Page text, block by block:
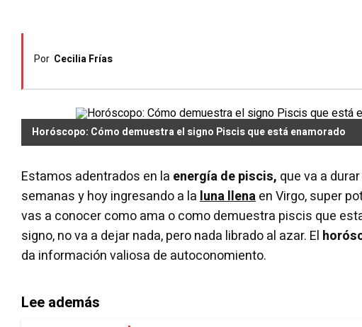
Por Cecilia Frías
Horóscopo: Cómo demuestra el signo Piscis que está enamorado
Estamos adentrados en la energía de piscis, que va a
semanas y hoy ingresando a laluna llenaen Virgo, super
vas a conocer como ama o como demuestra piscis que
signo, no va a dejar nada, pero nada librado al azar. El
da información valiosa de autoconomiento.
Lee además